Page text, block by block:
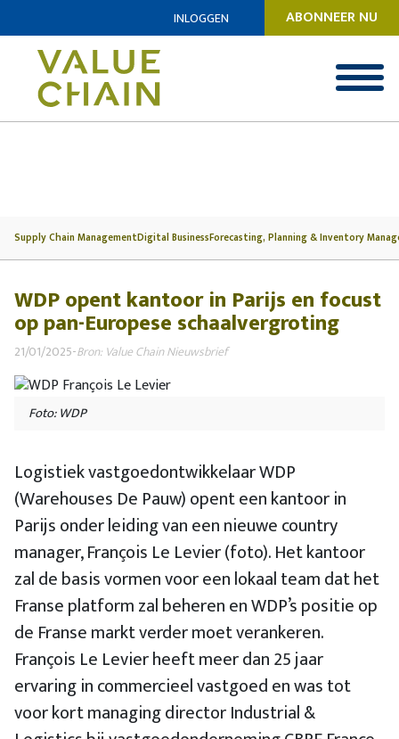
INLOGGEN ABONNEER NU
Supply Chain ManagementDigital BusinessForecasting, Planning & Inventory
WDP opent kantoor in Parijs en focust
op pan-Europese schaalvergroting
21/01/2025-Bron: Value Chain Nieuwsbrief
Foto: WDP
Logistiek vastgoedontwikkelaar WDP
(Warehouses De Pauw) opent een kantoor in
Parijs onder leiding van een nieuwe country
manager, François Le Levier (foto). Het kantoor
zal de basis vormen voor een lokaal team dat het
Franse platform zal beheren en WDP’s positie op
de Franse markt verder moet verankeren.
François Le Levier heeft meer dan 25 jaar
ervaring in commercieel vastgoed en was tot
voor kort managing director Industrial &